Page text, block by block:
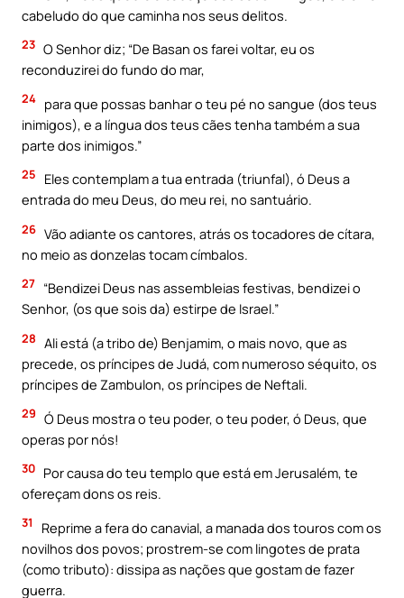
cabeludo do que caminha nos seus delitos.
23 O Senhor diz; “De Basan os farei voltar, eu os
reconduzirei do fundo do mar,
24 para que possas banhar o teu pé no sangue (dos teus
inimigos), e a língua dos teus cães tenha também a sua
parte dos inimigos.”
25
Eles contemplam a tua entrada (triunfal), ó Deus a
entrada do meu Deus, do meu rei, no santuário.
26 Vão adiante os cantores, atrás os tocadores de cítara,
no meio as donzelas tocam címbalos.
27 “Bendizei Deus nas assembleias festivas, bendizei o
Senhor, (os que sois da) estirpe de Israel.”
28 Ali está (a tribo de) Benjamim, o mais novo, que as
precede, os príncipes de Judá, com numeroso séquito, os
príncipes de Zambulon, os príncipes de Neftali.
29 Ó Deus mostra o teu poder, o teu poder, ó Deus, que
operas por nós!
30 Por causa do teu templo que está em Jerusalém, te
ofereçam dons os reis.
31
Reprime a fera do canavial, a manada dos touros com os
novilhos dos povos; prostrem-se com lingotes de prata
(como tributo): dissipa as nações que gostam de fazer
guerra.